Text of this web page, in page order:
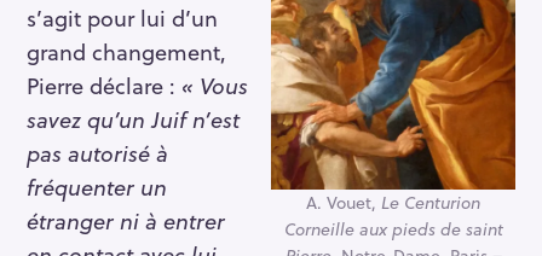
A. Vouet, Le Centurion
Corneille aux pieds de saint
s’agit pour lui d’un
grand changement,
Pierre déclare : « Vous
savez qu’un Juif n’est
pas autorisé à
fréquenter un
étranger ni à entrer